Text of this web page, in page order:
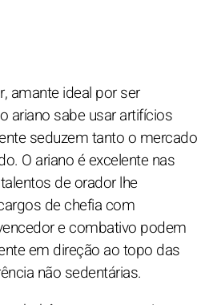
amante ideal por ser
ariano sabe usar artifícios
seduzem tanto o mercado
O ariano é excelente nas
de orador lhe
de chefia com
e combativo podem
em direção ao topo das
não sedentárias.